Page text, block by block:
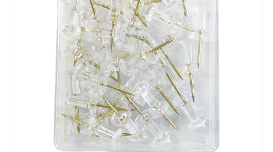
barbante